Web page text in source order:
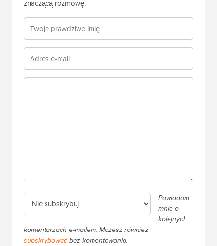
znaczącą rozmowę.
Powiadom
mnie o
kolejnych
komentarzach e-mailem. Możesz również
subskrybowaćbez komentowania.